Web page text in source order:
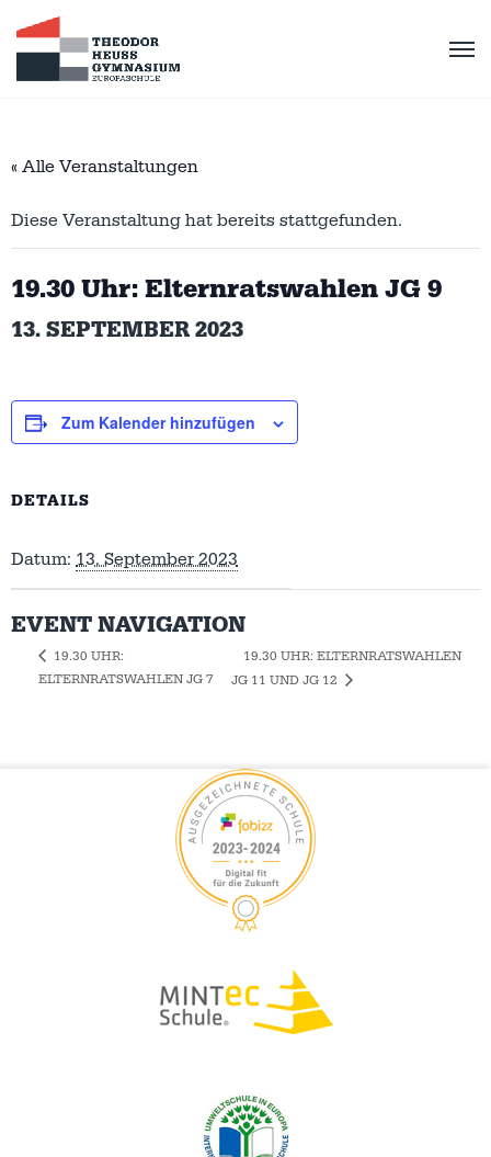
« Alle Veranstaltungen
Diese Veranstaltung hat bereits stattgefunden.
19.30 Uhr: Elternratswahlen JG 9
13. SEPTEMBER 2023
Zum Kalender hinzufügen
DETAILS
Datum: 13. September 2023
EVENT NAVIGATION
19.30 UHR:
ELTERNRATSWAHLEN JG 7
19.30 UHR: ELTERNRATSWAHLEN
JG 11 UND JG 12